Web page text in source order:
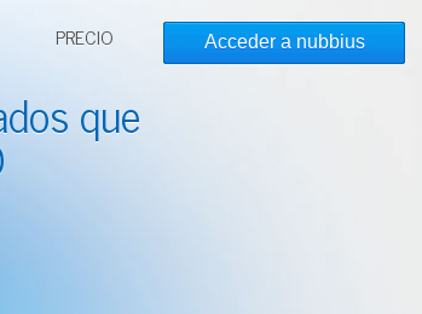
PRECIO Acceder a nubbius
que